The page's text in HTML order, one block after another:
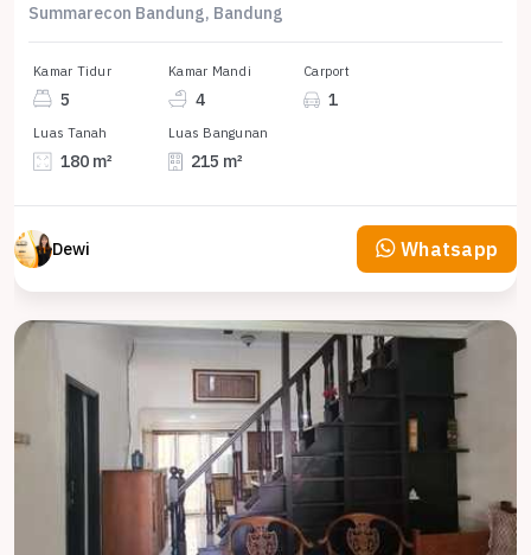
Summarecon Bandung, Bandung
Kamar Tidur
5
Kamar Mandi
4
Carport
1
Luas Tanah
180 m²
Luas Bangunan
215 m²
Dewi Whatsapp